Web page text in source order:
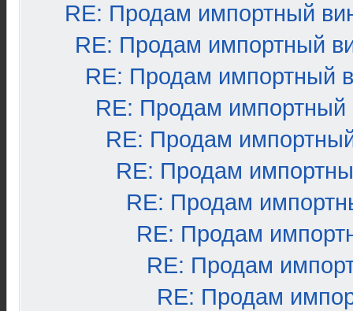
RE: Продам импортный
RE: Продам импортный
RE: Продам импортный
RE: Продам импортный
RE: Продам
RE: Продам
RE: Продам
RE: Продам
RE: Продам
RE: Продам